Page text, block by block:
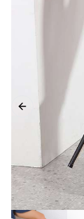
Previous slide